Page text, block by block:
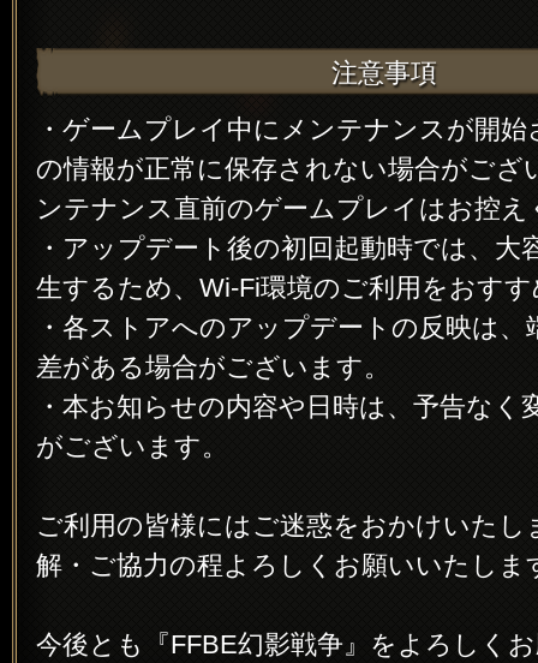
注意事項
・ゲームプレイ中にメンテナンスが開
の情報が正常に保存されない場合がござ
ンテナンス直前のゲームプレイはお控え
・アップデート後の初回起動時では、大
生するため、Wi-Fi環境のご利用をおす
・各ストアへのアップデートの反映は、
差がある場合がございます。
・本お知らせの内容や日時は、予告なく
がございます。
ご利用の皆様にはご迷惑をおかけいたし
解・ご協力の程よろしくお願いいたしま
今後とも『FFBE幻影戦争』をよろしく